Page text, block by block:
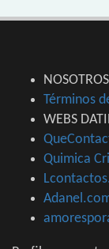
Términos
WEBS
Quimica